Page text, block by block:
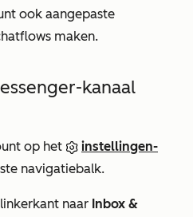
ook aangepaste
maken.
kanaal
op het
instellingen-
navigatiebalk.
naar Inbox &